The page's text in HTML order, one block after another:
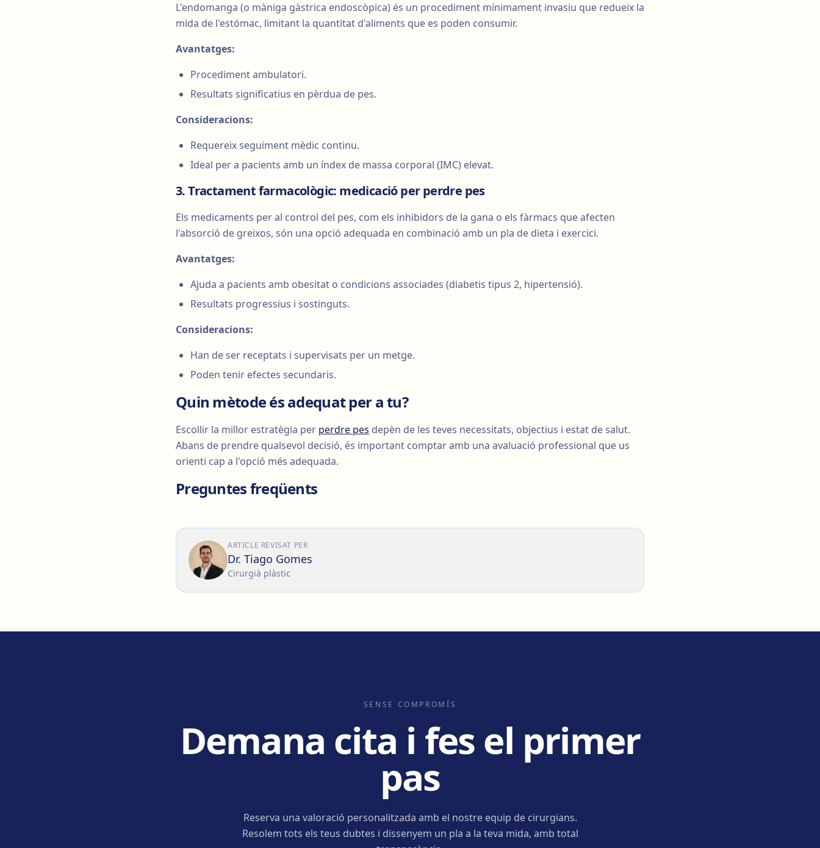
L'endomanga (o màniga gàstrica endoscòpica) és un procediment mínimament invasiu que redueix la
mida de l'estómac, limitant la quantitat d'aliments que es poden consumir.
Avantatges:
Procediment ambulatori.
Resultats significatius en pèrdua de pes.
Consideracions:
Requereix seguiment mèdic continu.
Ideal per a pacients amb un índex de massa corporal (IMC) elevat.
3. Tractament farmacològic: medicació per perdre pes
Els medicaments per al control del pes, com els inhibidors de la gana o els fàrmacs que afecten
l'absorció de greixos, són una opció adequada en combinació amb un pla de dieta i exercici.
Avantatges:
Ajuda a pacients amb obesitat o condicions associades (diabetis tipus 2, hipertensió).
Resultats progressius i sostinguts.
Consideracions:
Han de ser receptats i supervisats per un metge.
Poden tenir efectes secundaris.
Quin mètode és adequat per a tu?
Escollir la millor estratègia per perdre pes depèn de les teves necessitats, objectius i estat de salut.
Abans de prendre qualsevol decisió, és important comptar amb una avaluació professional que us
orienti cap a l'opció més adequada.
Preguntes freqüents
ARTICLE REVISAT PER
Dr. Tiago Gomes
Cirurgià plàstic
SENSE COMPROMÍS
Demana cita i fes el primer
pas
Reserva una valoració personalitzada amb el nostre equip de cirurgians.
Resolem tots els teus dubtes i dissenyem un pla a la teva mida, amb total